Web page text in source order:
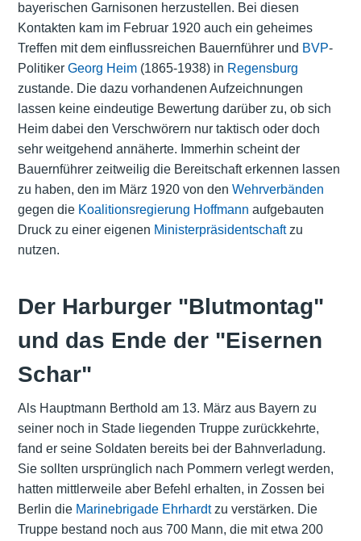
bayerischen Garnisonen herzustellen. Bei diesen
Kontakten kam im Februar 1920 auch ein geheimes
Treffen mit dem einflussreichen Bauernführer und BVP-
Politiker Georg Heim(1865-1938) in Regensburg
zustande. Die dazu vorhandenen Aufzeichnungen
lassen keine eindeutige Bewertung darüber zu, ob sich
Heim dabei den Verschwörern nur taktisch oder doch
sehr weitgehend annäherte. Immerhin scheint der
Bauernführer zeitweilig die Bereitschaft erkennen lassen
zu haben, den im März 1920 von den Wehrverbänden
gegen die Koalitionsregierung Hoffmann aufgebauten
Druck zu einer eigenen Ministerpräsidentschaftzu
nutzen.
Der Harburger "Blutmontag"
und das Ende der "Eisernen
Schar"
Als Hauptmann Berthold am 13. März aus Bayern zu
seiner noch in Stade liegenden Truppe zurückkehrte,
fand er seine Soldaten bereits bei der Bahnverladung.
Sie sollten ursprünglich nach Pommern verlegt werden,
hatten mittlerweile aber Befehl erhalten, in Zossen bei
Berlin die Marinebrigade Ehrhardtzu verstärken. Die
Truppe bestand noch aus 700 Mann, die mit etwa 200